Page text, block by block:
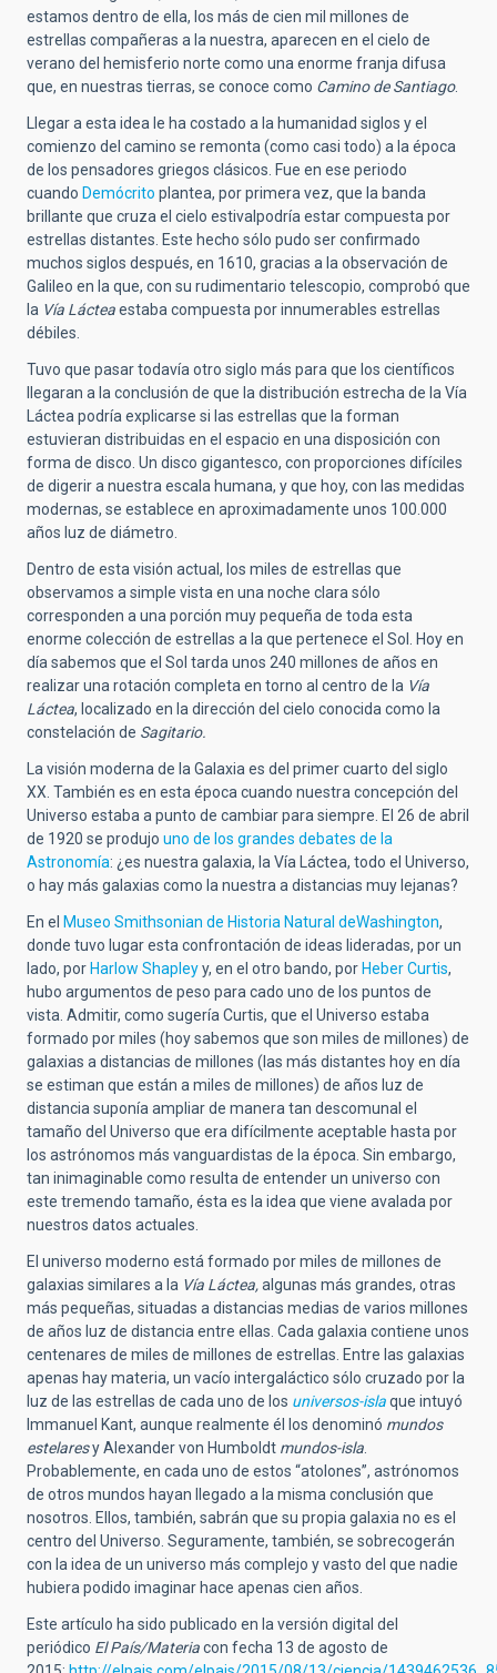
estamos dentro de ella, los más de cien mil millones de
estrellas compañeras a la nuestra, aparecen en el cielo de
verano del hemisferio norte como una enorme franja difusa
que, en nuestras tierras, se conoce como Camino de Santiago.
Llegar a esta idea le ha costado a la humanidad siglos y el
comienzo del camino se remonta (como casi todo) a la época
de los pensadores griegos clásicos. Fue en ese periodo
cuando Demócrito plantea, por primera vez, que la banda
brillante que cruza el cielo estivalpodría estar compuesta por
estrellas distantes. Este hecho sólo pudo ser confirmado
muchos siglos después, en 1610, gracias a la observación de
Galileo en la que, con su rudimentario telescopio, comprobó que
la Vía Lácteaestaba compuesta por innumerables estrellas
débiles.
Tuvo que pasar todavía otro siglo más para que los científicos
llegaran a la conclusión de que la distribución estrecha de la Vía
Láctea podría explicarse si las estrellas que la forman
estuvieran distribuidas en el espacio en una disposición con
forma de disco. Un disco gigantesco, con proporciones difíciles
de digerir a nuestra escala humana, y que hoy, con las medidas
modernas, se establece en aproximadamente unos 100.000
años luz de diámetro.
Dentro de esta visión actual, los miles de estrellas que
observamos a simple vista en una noche clara sólo
corresponden a una porción muy pequeña de toda esta
enorme colección de estrellas a la que pertenece el Sol. Hoy en
día sabemos que el Sol tarda unos 240 millones de años en
realizar una rotación completa en torno al centro de la Vía
Láctea, localizado en la dirección del cielo conocida como la
constelación de Sagitario.
La visión moderna de la Galaxia es del primer cuarto del siglo
XX. También es en esta época cuando nuestra concepción del
Universo estaba a punto de cambiar para siempre. El 26 de abril
de 1920 se produjo uno de los grandes debates de la
Astronomía: ¿es nuestra galaxia, la Vía Láctea, todo el Universo,
o hay más galaxias como la nuestra a distancias muy lejanas?
En el Museo Smithsonian de Historia Natural deWashington,
donde tuvo lugar esta confrontación de ideas lideradas, por un
lado, por Harlow Shapleyy, en el otro bando, por Heber Curtis,
hubo argumentos de peso para cado uno de los puntos de
vista. Admitir, como sugería Curtis, que el Universo estaba
formado por miles (hoy sabemos que son miles de millones) de
galaxias a distancias de millones (las más distantes hoy en día
se estiman que están a miles de millones) de años luz de
distancia suponía ampliar de manera tan descomunal el
tamaño del Universo que era difícilmente aceptable hasta por
los astrónomos más vanguardistas de la época. Sin embargo,
tan inimaginable como resulta de entender un universo con
este tremendo tamaño, ésta es la idea que viene avalada por
nuestros datos actuales.
El universo moderno está formado por miles de millones de
galaxias similares a la Vía Láctea,algunas más grandes, otras
más pequeñas, situadas a distancias medias de varios millones
de años luz de distancia entre ellas. Cada galaxia contiene unos
centenares de miles de millones de estrellas. Entre las galaxias
apenas hay materia, un vacío intergaláctico sólo cruzado por la
luz de las estrellas de cada uno de los universos-islaque intuyó
Immanuel Kant, aunque realmente él los denominó mundos
estelaresy Alexander von Humboldt mundos-isla.
Probablemente, en cada uno de estos “atolones”, astrónomos
de otros mundos hayan llegado a la misma conclusión que
nosotros. Ellos, también, sabrán que su propia galaxia no es el
centro del Universo. Seguramente, también, se sobrecogerán
con la idea de un universo más complejo y vasto del que nadie
hubiera podido imaginar hace apenas cien años.
Este artículo ha sido publicado en la versión digital del
periódico El País/Materiacon fecha 13 de agosto de